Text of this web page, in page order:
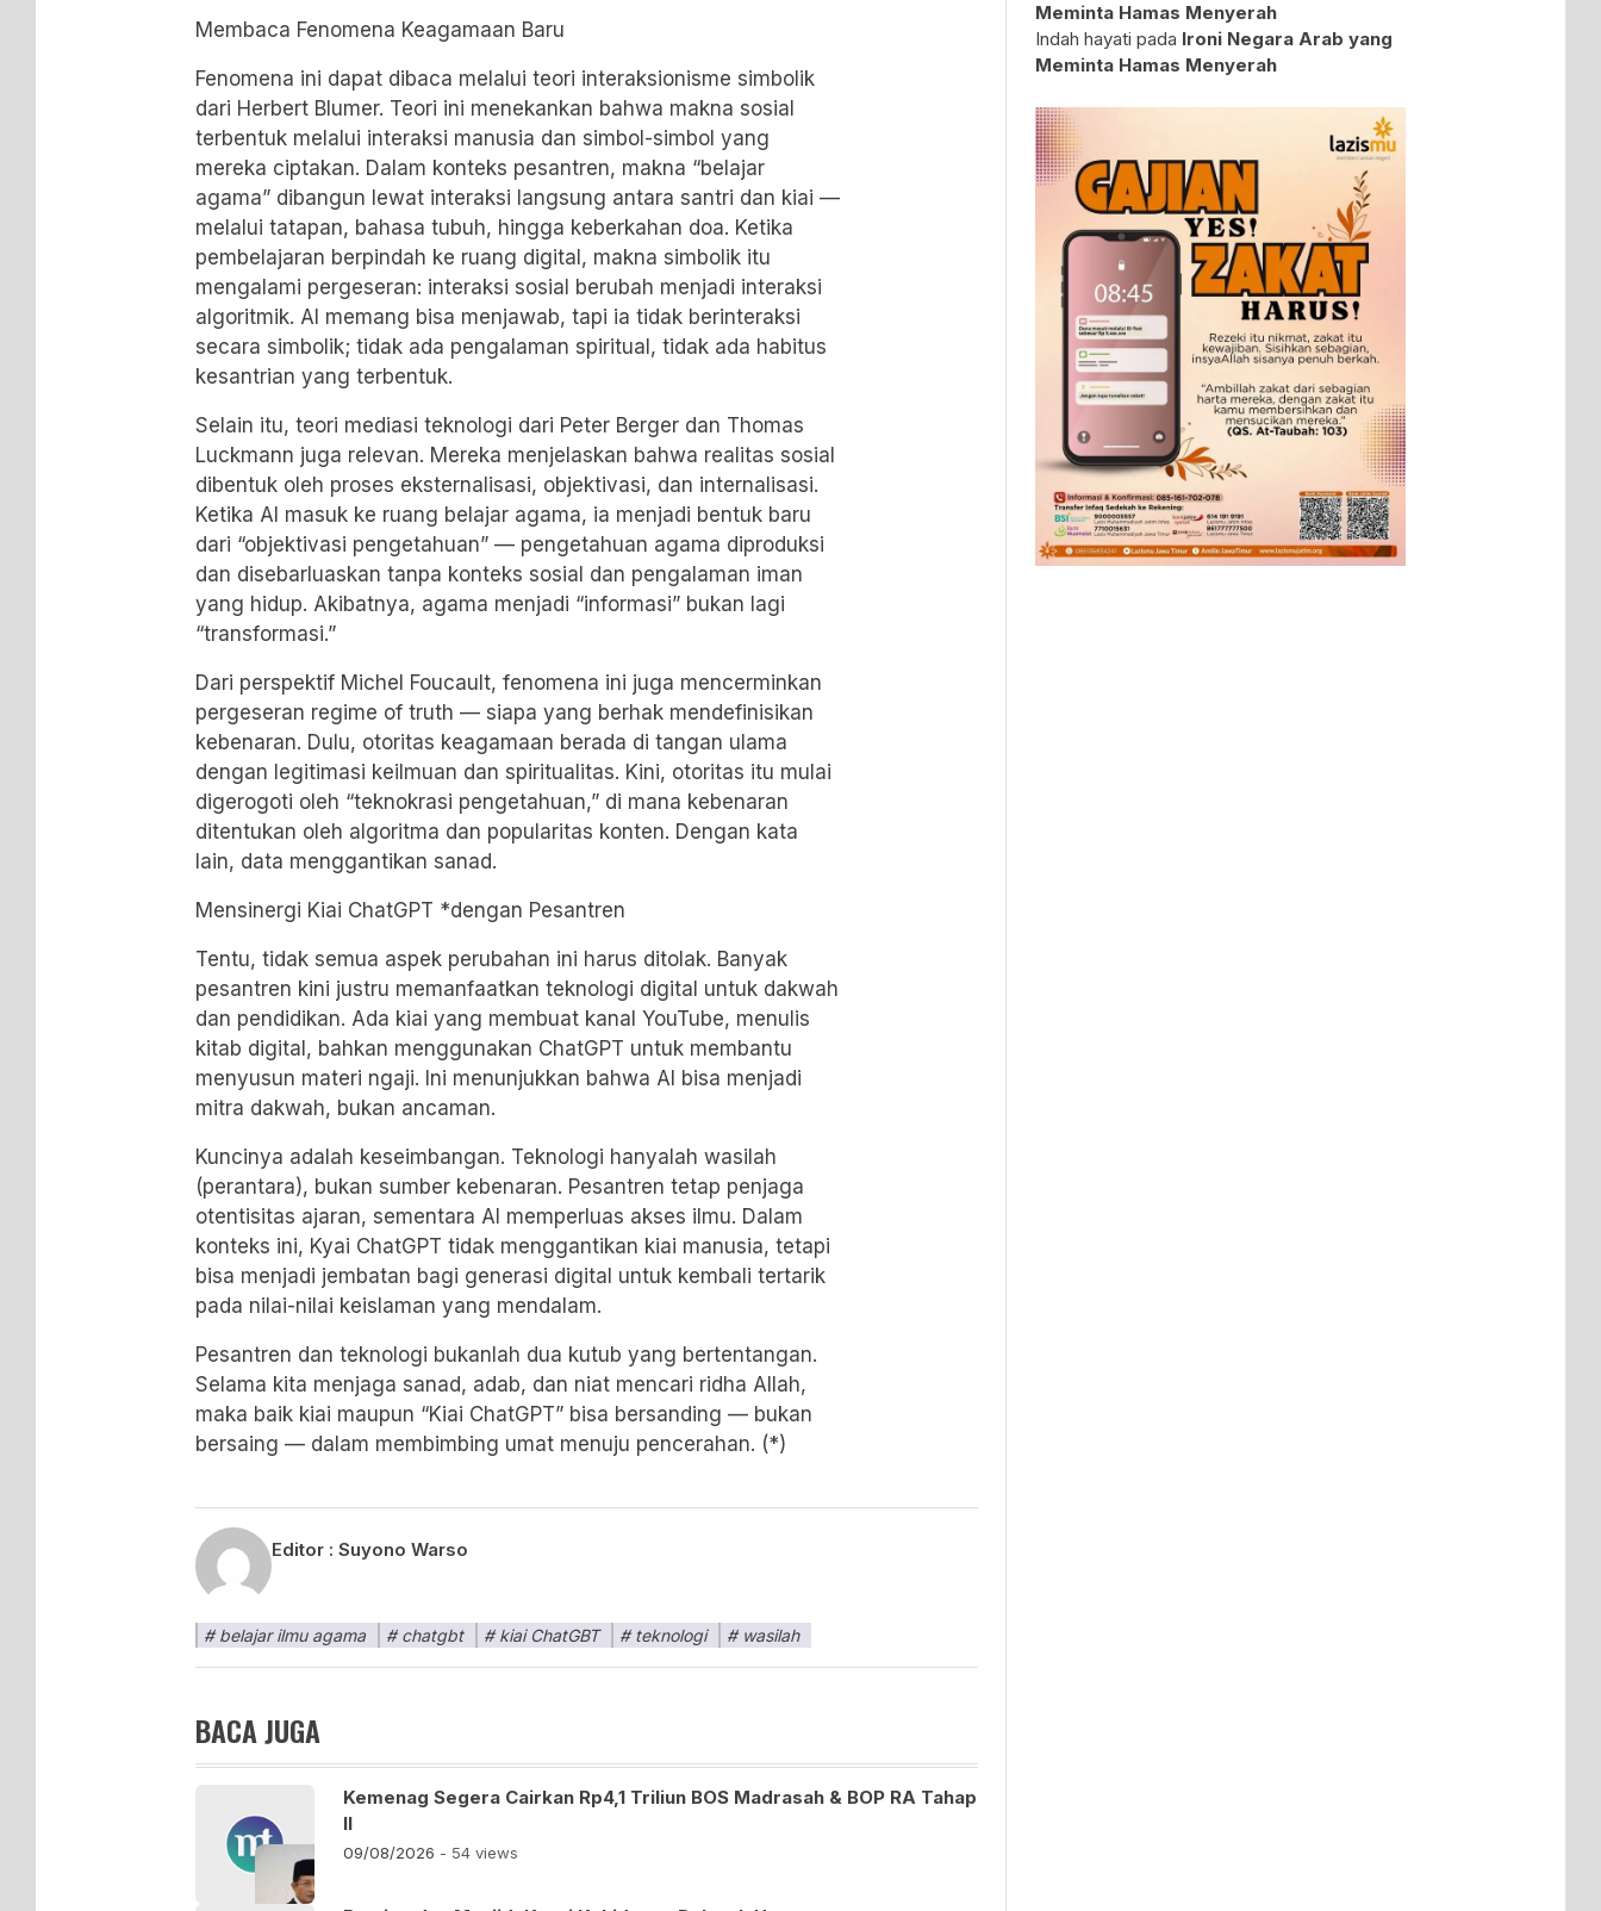
Membaca Fenomena Keagamaan Baru
Fenomena ini dapat dibaca melalui teori interaksionisme simbolik
dari Herbert Blumer. Teori ini menekankan bahwa makna sosial
terbentuk melalui interaksi manusia dan simbol-simbol yang
mereka ciptakan. Dalam konteks pesantren, makna “belajar
agama” dibangun lewat interaksi langsung antara santri dan kiai —
melalui tatapan, bahasa tubuh, hingga keberkahan doa. Ketika
pembelajaran berpindah ke ruang digital, makna simbolik itu
mengalami pergeseran: interaksi sosial berubah menjadi interaksi
algoritmik. AI memang bisa menjawab, tapi ia tidak berinteraksi
secara simbolik; tidak ada pengalaman spiritual, tidak ada habitus
kesantrian yang terbentuk.
Selain itu, teori mediasi teknologi dari Peter Berger dan Thomas
Luckmann juga relevan. Mereka menjelaskan bahwa realitas sosial
dibentuk oleh proses eksternalisasi, objektivasi, dan internalisasi.
Ketika AI masuk ke ruang belajar agama, ia menjadi bentuk baru
dari “objektivasi pengetahuan” — pengetahuan agama diproduksi
dan disebarluaskan tanpa konteks sosial dan pengalaman iman
yang hidup. Akibatnya, agama menjadi “informasi” bukan lagi
“transformasi.”
Dari perspektif Michel Foucault, fenomena ini juga mencerminkan
pergeseran regime of truth — siapa yang berhak mendefinisikan
kebenaran. Dulu, otoritas keagamaan berada di tangan ulama
dengan legitimasi keilmuan dan spiritualitas. Kini, otoritas itu mulai
digerogoti oleh “teknokrasi pengetahuan,” di mana kebenaran
ditentukan oleh algoritma dan popularitas konten. Dengan kata
lain, data menggantikan sanad.
Mensinergi Kiai ChatGPT *dengan Pesantren
Tentu, tidak semua aspek perubahan ini harus ditolak. Banyak
pesantren kini justru memanfaatkan teknologi digital untuk dakwah
dan pendidikan. Ada kiai yang membuat kanal YouTube, menulis
kitab digital, bahkan menggunakan ChatGPT untuk membantu
menyusun materi ngaji. Ini menunjukkan bahwa AI bisa menjadi
mitra dakwah, bukan ancaman.
Kuncinya adalah keseimbangan. Teknologi hanyalah wasilah
(perantara), bukan sumber kebenaran. Pesantren tetap penjaga
otentisitas ajaran, sementara AI memperluas akses ilmu. Dalam
konteks ini, Kyai ChatGPT tidak menggantikan kiai manusia, tetapi
bisa menjadi jembatan bagi generasi digital untuk kembali tertarik
pada nilai-nilai keislaman yang mendalam.
Pesantren dan teknologi bukanlah dua kutub yang bertentangan.
Selama kita menjaga sanad, adab, dan niat mencari ridha Allah,
maka baik kiai maupun “Kiai ChatGPT” bisa bersanding — bukan
bersaing — dalam membimbing umat menuju pencerahan. (*)
Editor : Suyono Warso
belajar ilmu agama chatgbt kiai ChatGBT teknologi wasilah
BACA JUGA
Kemenag Segera Cairkan Rp4,1 Triliun BOS Madrasah & BOP RA Tahap
II
09/08/2026 - 54 views
Meminta Hamas Menyerah
Indah hayati pada Ironi Negara Arab yang
Meminta Hamas Menyerah